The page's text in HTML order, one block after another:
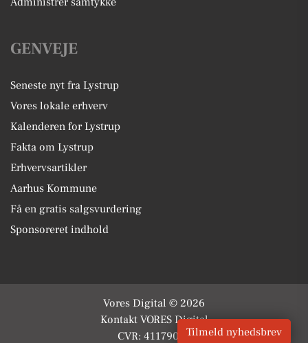
GENVEJE
Seneste nyt fra Lystrup
Vores lokale erhverv
Kalenderen for Lystrup
Fakta om Lystrup
Erhvervsartikler
Aarhus Kommune
Få en gratis salgsvurdering
Sponsoreret indhold
Vores Digital © 2026
Kontakt VORES Digital
CVR: 41179082Tilmeld nyhedsbrev